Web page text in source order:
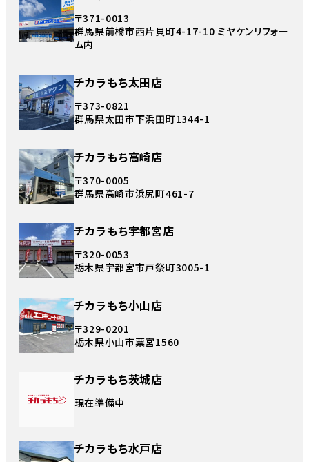
〒371-0013
群馬県前橋市西片貝町4-17-10 ミヤケンリフォー
ム内
チカラもち太田店
〒373-0821
群馬県太田市下浜田町1344-1
チカラもち高崎店
〒370-0005
群馬県高崎市浜尻町461-7
チカラもち宇都宮店
〒320-0053
栃木県宇都宮市戸祭町3005-1
チカラもち小山店
〒329-0201
栃木県小山市粟宮1560
チカラもち茨城店
現在準備中
チカラもち水戸店